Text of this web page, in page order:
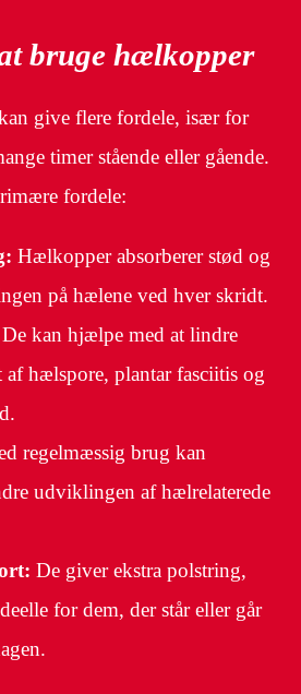
bruge hælkopper
give flere fordele, især for
timer stående eller gående.
fordele:
Hælkopper absorberer stød og
på hælene ved hver skridt.
De kan hjælpe med at lindre
af hælspore, plantar fasciitis og
regelmæssig brug kan
udviklingen af hælrelaterede
De giver ekstra polstring,
for dem, der står eller går